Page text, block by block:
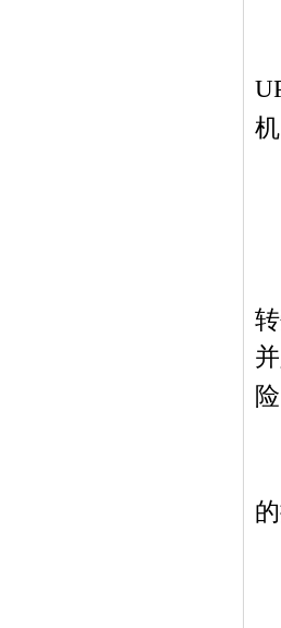
机
险